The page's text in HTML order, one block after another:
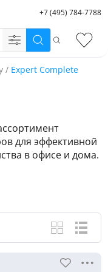
+7 (495) 784-7788
Поиск
/ Expert Complete
для эффективной
в офисе и дома.
Complete Ваш
фурнитурыВид каталога
Крупные